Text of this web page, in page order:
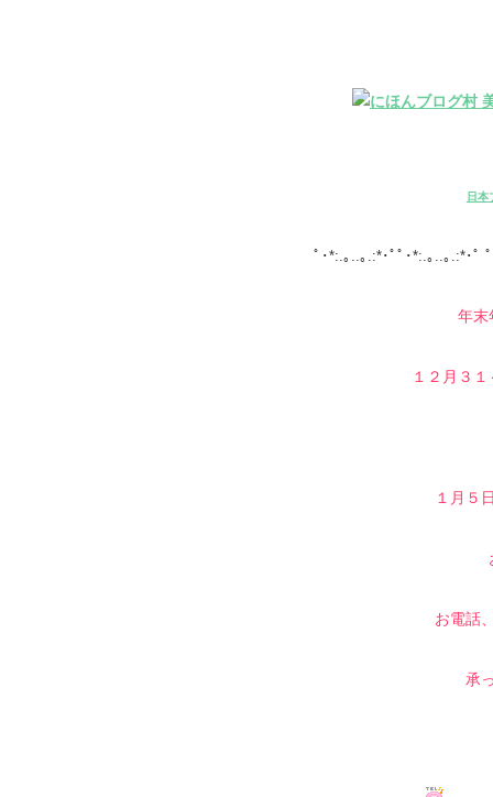
日本
ﾟ･*:.｡..｡.:*･ﾟﾟ･*:.｡..｡.:*･ﾟ
年末
１２月３
１月５
お電話
承